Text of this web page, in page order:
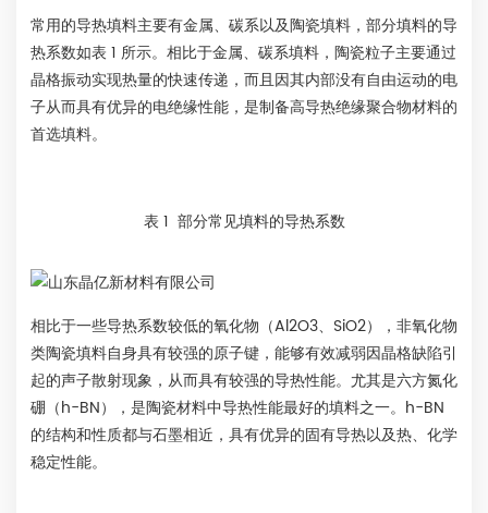
常用的导热填料主要有金属、碳系以及陶瓷填料，部分填料的导
热系数如表 1 所示。相比于金属、碳系填料，陶瓷粒子主要通过
晶格振动实现热量的快速传递，而且因其内部没有自由运动的电
子从而具有优异的电绝缘性能，是制备高导热绝缘聚合物材料的
首选填料。
表 1 部分常见填料的导热系数
相比于一些导热系数较低的氧化物（Al2O3、SiO2），非氧化物
类陶瓷填料自身具有较强的原子键，能够有效减弱因晶格缺陷引
起的声子散射现象，从而具有较强的导热性能。尤其是六方氮化
硼（h-BN），是陶瓷材料中导热性能最好的填料之一。h-BN
的结构和性质都与石墨相近，具有优异的固有导热以及热、化学
稳定性能。